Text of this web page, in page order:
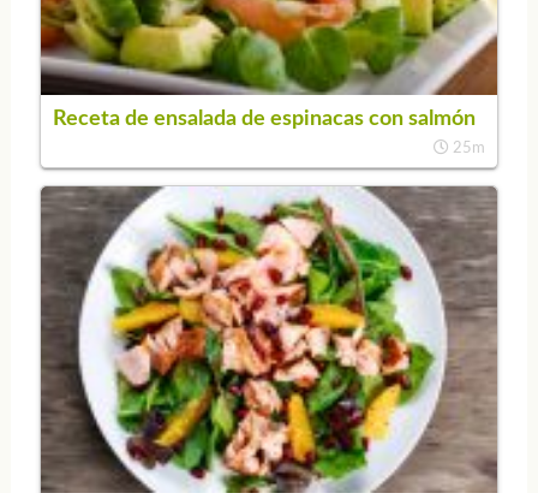
Receta de ensalada de espinacas con salmón
25m